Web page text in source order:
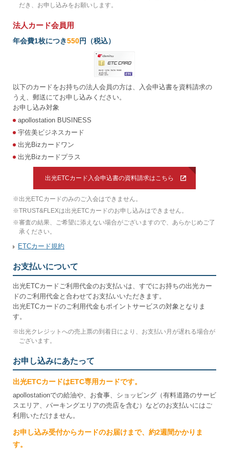
だき、お申し込みをお願いします。
法人カード会員用
年会費1枚につき550円（税込）
以下のカードをお持ちの法人会員の方は、入会申込書を資料請求の
うえ、郵送にてお申し込みください。
お申し込み対象
apollostation BUSINESS
宇佐美ビジネスカード
出光Bizカードワン
出光Bizカードプラス
出光ETCカード入会申込書の資料請求はこちら
※出光ETCカードのみのご入会はできません。
※TRUST&FLEXは出光ETCカードのお申し込みはできません。
※審査の結果、ご希望に添えない場合がございますので、あらかじめご了
承ください。
ETCカード規約
お支払いについて
出光ETCカードご利用代金のお支払いは、すでにお持ちの出光カー
ドのご利用代金と合わせてお支払いいただきます。
出光ETCカードのご利用代金もポイントサービスの対象となりま
す。
※出光クレジットへの売上票の到着日により、お支払い月が遅れる場合が
ございます。
お申し込みにあたって
出光ETCカードはETC専用カードです。
apollostationでの給油や、お食事、ショッピング（有料道路のサービ
スエリア、パーキングエリアの売店を含む）などのお支払いにはご
利用いただけません。
お申し込み受付からカードのお届けまで、約2週間かかりま
す。